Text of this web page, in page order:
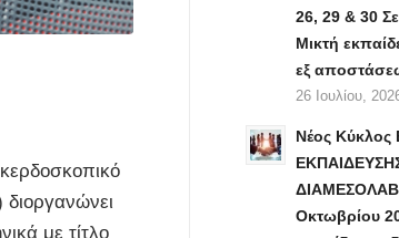
διοργανώνει
με τίτλο
26, 29 & 30
Μικτή
εξ
26 Ιουλίου,
Νέος Κύκλος
Οκτωβρίου